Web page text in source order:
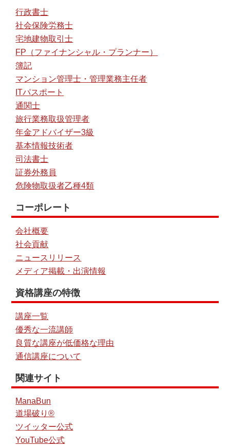
行政書士
社会保険労務士
宅地建物取引士
FP（ファイナンシャル・プランナー）
簿記
マンション管理士・管理業務主任者
ITパスポート
通関士
旅行業務取扱管理者
年金アドバイザー3級
基本情報技術者
司法書士
証券外務員
危険物取扱者乙種4類
コーポレート
会社概要
社会貢献
ニュースリリース
メディア掲載・出演情報
資格講座の特徴
講座一覧
優秀な一流講師
良質な講座が低価格な理由
通信講座について
関連サイト
ManaBun
道場破り®
ツイッター公式
YouTube公式